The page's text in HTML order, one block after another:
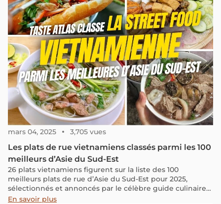
mars 04, 2025 3,705 vues
Les plats de rue vietnamiens classés parmi les 100
meilleurs d’Asie du Sud-Est
26 plats vietnamiens figurent sur la liste des 100
meilleurs plats de rue d’Asie du Sud-Est pour 2025,
sélectionnés et annoncés par le célèbre guide culinaire
mondial TasteAtlas à la mi-février. Aux côtés des favoris
En savoir plus